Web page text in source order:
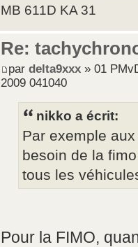
MB 611D KA 31
Re:
pardelta9xxx » 01
2009 041040
nikko a écrit:
Par exemple
besoin de la
tous les
Pour la FIMO,